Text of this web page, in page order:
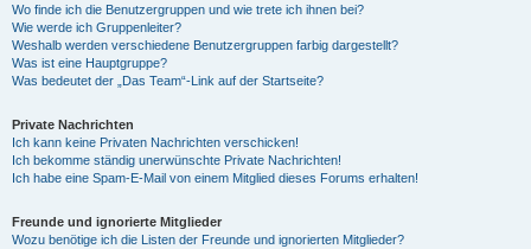
Wo finde ich die Benutzergruppen und wie trete ich ihnen bei?
Wie werde ich Gruppenleiter?
Weshalb werden verschiedene Benutzergruppen farbig dargestellt?
Was ist eine Hauptgruppe?
Was bedeutet der „Das Team“-Link auf der Startseite?
Private Nachrichten
Ich kann keine Privaten Nachrichten verschicken!
Ich bekomme ständig unerwünschte Private Nachrichten!
Ich habe eine Spam-E-Mail von einem Mitglied dieses Forums erhalten!
Freunde und ignorierte Mitglieder
Wozu benötige ich die Listen der Freunde und ignorierten Mitglieder?